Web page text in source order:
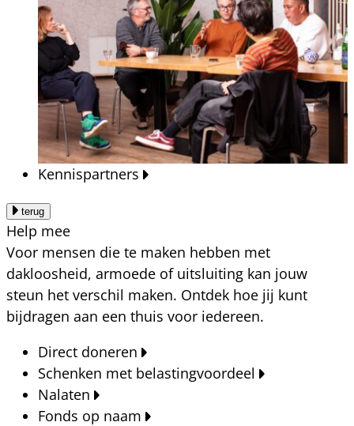
Kennispartners
terug
Help mee
Voor mensen die te maken hebben met
dakloosheid, armoede of uitsluiting kan jouw
steun het verschil maken. Ontdek hoe jij kunt
bijdragen aan een thuis voor iedereen.
Direct doneren
Schenken met belastingvoordeel
Nalaten
Fonds op naam